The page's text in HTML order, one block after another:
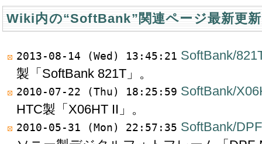
Wiki内の“SoftBank”関連ページ最新更
2013-08-14 (Wed) 13:45:21 SoftBank/
製「SoftBank 821T」。
2010-07-22 (Thu) 18:25:59 SoftBank/
HTC製「X06HT II」。
2010-05-31 (Mon) 22:57:35 SoftBank/